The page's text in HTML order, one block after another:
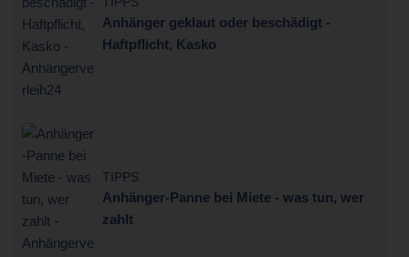
Anhänger geklaut oder beschädigt -
Haftpflicht, Kasko
TIPPS
Anhänger-Panne bei Miete - was tun, wer
zahlt